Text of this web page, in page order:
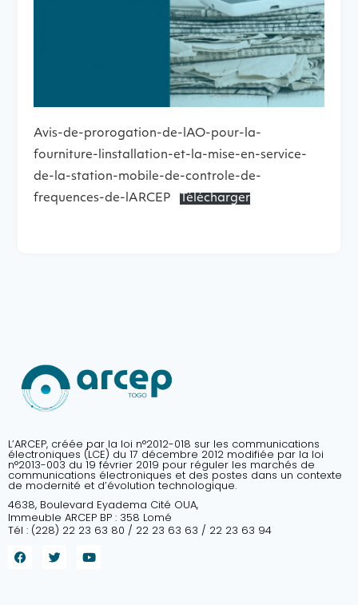
Avis-de-prorogation-de-lAO-pour-la-
fourniture-linstallation-et-la-mise-en-service-
de-la-station-mobile-de-controle-de-
frequences-de-lARCEP
Télécharger
L’ARCEP, créée par la loi n°2012-018 sur les communications
électroniques (LCE) du 17 décembre 2012 modifiée par la loi
n°2013-003 du 19 février 2019 pour réguler les marchés de
communications électroniques et des postes dans un contexte
de modernité et d’évolution technologique.
4638, Boulevard Eyadema Cité OUA,
Immeuble ARCEP BP : 358 Lomé
Tél : (228) 22 23 63 80 / 22 23 63 63 / 22 23 63 94